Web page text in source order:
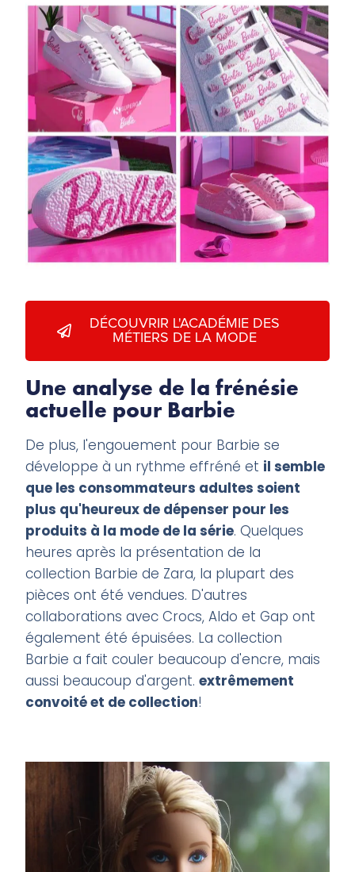
DÉCOUVRIR L'ACADÉMIE DES
MÉTIERS DE LA MODE
Une analyse de la frénésie
actuelle pour Barbie
De plus, l'engouement pour Barbie se
développe à un rythme effréné et il semble
que les consommateurs adultes soient
plus qu'heureux de dépenser pour les
produits à la mode de la série. Quelques
heures après la présentation de la
collection Barbie de Zara, la plupart des
pièces ont été vendues. D'autres
collaborations avec Crocs, Aldo et Gap ont
également été épuisées. La collection
Barbie a fait couler beaucoup d'encre, mais
aussi beaucoup d'argent.extrêmement
convoité et de collection!